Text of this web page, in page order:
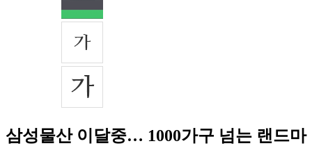
삼성물산 이달중… 1000가구 넘는 랜드마